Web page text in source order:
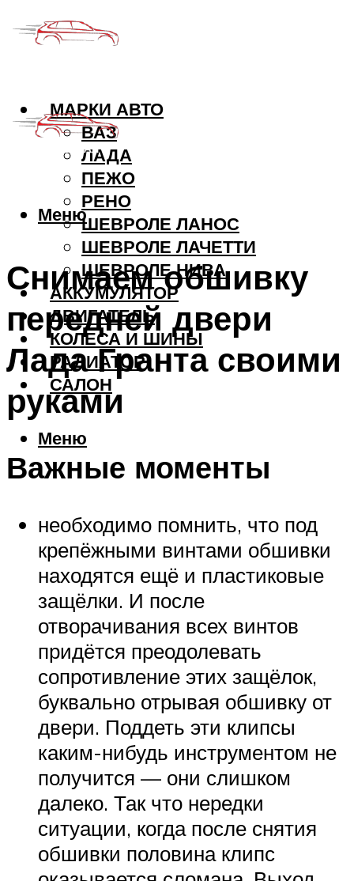
МАРКИ АВТО
ВАЗ
ЛАДА
ПЕЖО
РЕНО
ШЕВРОЛЕ ЛАНОС
ШЕВРОЛЕ ЛАЧЕТТИ
ШЕВРОЛЕ НИВА
АККУМУЛЯТОР
ДВИГАТЕЛЬ
КОЛЕСА И ШИНЫ
РАДИАТОР
САЛОН
Меню
Меню
Снимаем обшивку
передней двери
Лада Гранта своими
руками
Важные моменты
необходимо помнить, что под
крепёжными винтами обшивки
находятся ещё и пластиковые
защёлки. И после
отворачивания всех винтов
придётся преодолевать
сопротивление этих защёлок,
буквально отрывая обшивку от
двери. Поддеть эти клипсы
каким-нибудь инструментом не
получится — они слишком
далеко. Так что нередки
ситуации, когда после снятия
обшивки половина клипс